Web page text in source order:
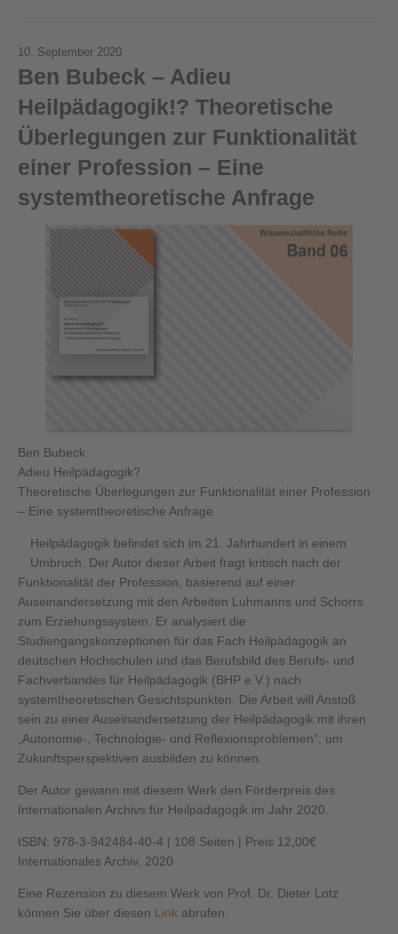
10. September 2020
Ben Bubeck – Adieu
Heilpädagogik!? Theoretische
Überlegungen zur Funktionalität
einer Profession – Eine
systemtheoretische Anfrage
Ben Bubeck
Adieu Heilpädagogik?
Theoretische Überlegungen zur Funktionalität einer Profession
– Eine systemtheoretische Anfrage
Heilpädagogik befindet sich im 21. Jahrhundert in einem
Umbruch. Der Autor dieser Arbeit fragt kritisch nach der
Funktionalität der Profession, basierend auf einer
Auseinandersetzung mit den Arbeiten Luhmanns und Schorrs
zum Erziehungssystem. Er analysiert die
Studiengangskonzeptionen für das Fach Heilpädagogik an
deutschen Hochschulen und das Berufsbild des Berufs- und
Fachverbandes für Heilpädagogik (BHP e.V.) nach
systemtheoretischen Gesichtspunkten. Die Arbeit will Anstoß
sein zu einer Auseinandersetzung der Heilpädagogik mit ihren
„Autonomie-, Technologie- und Reflexionsproblemen“, um
Zukunftsperspektiven ausbilden zu können.
Der Autor gewann mit diesem Werk den Förderpreis des
Internationalen Archivs für Heilpädagogik im Jahr 2020.
ISBN: 978-3-942484-40-4 | 108 Seiten | Preis 12,00€
Internationales Archiv, 2020
Eine Rezension zu diesem Werk von Prof. Dr. Dieter Lotz
können Sie über diesen Link abrufen.